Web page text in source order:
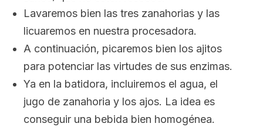
Lavaremos bien las tres zanahorias y las
licuaremos en nuestra procesadora.
A continuación, picaremos bien los ajitos
para potenciar las virtudes de sus enzimas.
Ya en la batidora, incluiremos el agua, el
jugo de zanahoria y los ajos. La idea es
conseguir una bebida bien homogénea.